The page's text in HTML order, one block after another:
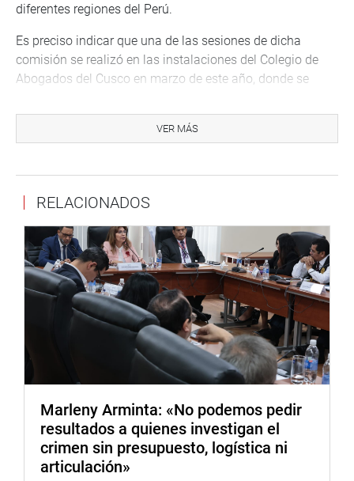
diferentes regiones del Perú.
Es preciso indicar que una de las sesiones de dicha
comisión se realizó en las instalaciones del Colegio de
Abogados del Cusco en marzo de este año, donde se
electricidad Electro Sur Este S.A.A. y del Organismo
Supervisor de la Inversión en Energía y Minería
comisión y reafirma su compromiso de seguir trabajando
para que más peruanos tenga acceso a servicios básicos
de calidad con precio justo.
Cusco, 5 de setiembre de 2022
DESPACHO DEL CONGRESISTA ILICH LÓPEZ UREÑA
VER MÁS
RELACIONADOS
Marleny Arminta: «No podemos pedir
resultados a quienes investigan el
crimen sin presupuesto, logística ni
articulación»